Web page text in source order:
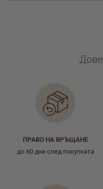
ПРАВО НА ВРЪЩАНЕ
до 60 дни след покупката